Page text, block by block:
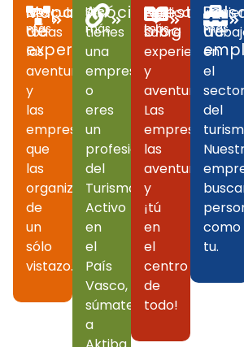
Mapa
de
experiencias
Descubre
todas
las
aventuras
y
las
empresas
que
las
organizan
de
un
sólo
vistazo.
Leer
más
Asóciate
Si
tienes
una
empresa
o
eres
un
profesional
del
Turismo
Activo
en
el
País
Vasco,
súmate
a
Leer
más
Nuestro
blog
Publicaciones
sobre
experiencias
y
aventuras.
Las
empresas,
las
aventuras
y
¡tú
en
el
centro
de
todo!
Leer
más
de
en
el
del
como
tu.
Leer
más